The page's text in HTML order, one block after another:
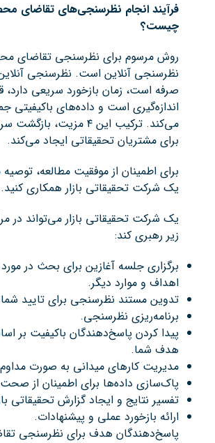
فرآیند انجام نظرسنجی‌های تقاضای
چیست؟
روش مرسوم برای نظرسنجی تقاضای
نظرسنجی آنلاین است. نظرسنجی
صرفه است، زمان بازخورد سریعی دارد،
اندازه‌گیری است و داده‌های باکیفیتی
می‌کند. ترکیب این ۴ مزیت،
برای مشتریان تحقیقاتی ایجاد می‌کند.
برای اطمینان از موفقیت مطالعه،
یک شرکت تحقیقاتی بازار همکاری کنید.
یک شرکت تحقیقاتی بازار می‌تواند در
زیر رهبری کند:
برگزاری جلسه آغازین برای بحث در
اهداف و موارد دیگر.
تدوین مستند نظرسنجی برای تایید
برنامه‌ریزی نظرسنجی.
پیدا کردن پاسخ‌دهندگان باکیفیت بر
هدف شما.
مدیریت کارهای میدانی به صورت
پاک‌سازی داده‌ها برای اطمینان از صحت ۱۰۰%
تفسیر نتایج و ایجاد گزارش تحقیقاتی
ارائه بازخورد عملی و پیشنهادات.
پاسخ‌دهندگان هدف برای نظرسنجی